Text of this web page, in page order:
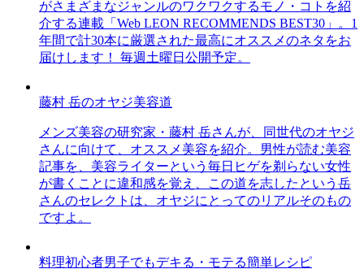
がさまざまなジャンルのワクワクするモノ・コトを紹
介する連載「Web LEON RECOMMENDS BEST30」。1
年間で計30本に厳選された最高にオススメのネタをお
届けします！ 毎週土曜日公開予定。
藤村 岳のオヤジ美容道
メンズ美容の研究家・藤村 岳さんが、同世代のオヤジ
さんに向けて、オススメ美容を紹介。男性が読む美容
記事を、美容ライターという毎日ヒゲを剃らない女性
が書くことに違和感を覚え、この道を志したという岳
さんのセレクトは、オヤジにとってのリアルそのもの
ですよ。
料理初心者男子でもデキる・モテる簡単レシピ